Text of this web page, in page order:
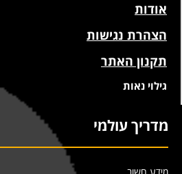
אודות
הצהרת נגישות
תקנון האתר
גילוי נאות
מדריך עולמי